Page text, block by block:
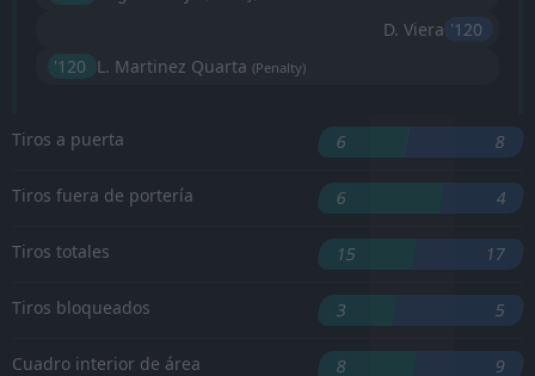
D. Viera '120 ︎
'120 ︎ L. Martinez Quarta (Penalty)
Tiros a puerta 6 8
Tiros fuera de portería 6 4
Tiros totales 15 17
Tiros bloqueados 3 5
Cuadro interior de área 8 9